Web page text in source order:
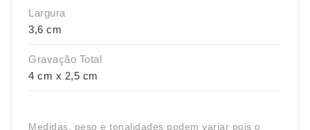
Largura
3,6 cm
Gravação Total
4 cm x 2,5 cm
Medidas, peso e tonalidades podem variar pois o